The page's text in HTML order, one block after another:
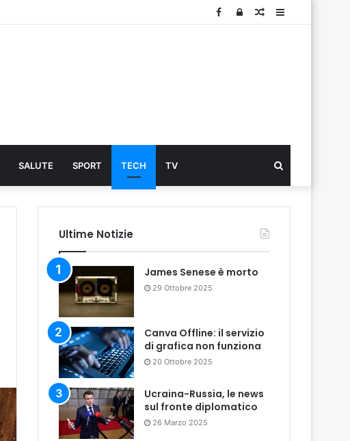
Sidebar
Articolo
Log
Facebook
SALUTE SPORT TECH TV
...
Ultime Notizie
James Senese è morto
29 Ottobre 2025
Canva Offline: il servizio
di grafica non funziona
20 Ottobre 2025
Ucraina-Russia, le news
sul fronte diplomatico
26 Marzo 2025